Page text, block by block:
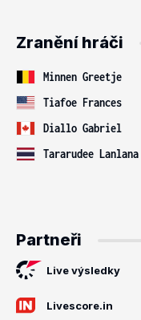
Zranění hráči
Minnen Greetje
Tiafoe Frances
Diallo Gabriel
Tararudee Lanlana
Partneři
Live výsledky
Livescore.in